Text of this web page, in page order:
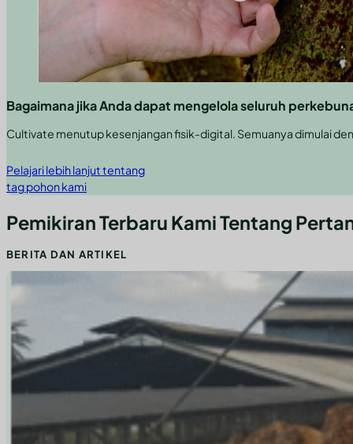
Memanfaatkan Wawasan Pakar dan Teknologi Canggih untuk
Bagaimana jika Anda dapat mengelola seluruh
Cultivate menutup kesenjangan fisik-digital. Semuanya dimulai
Pelajari lebih lanjut tentang
tag pohon kami
Pemikiran Terbaru Kami Tentang
BERITA DAN ARTIKEL